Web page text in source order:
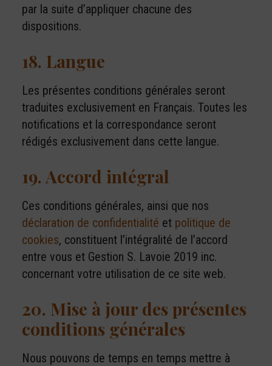
par la suite d’appliquer chacune des
dispositions.
18. Langue
Les présentes conditions générales seront
traduites exclusivement en Français. Toutes les
notifications et la correspondance seront
rédigés exclusivement dans cette langue.
19. Accord intégral
Ces conditions générales, ainsi que nos
déclaration de confidentialité et politique de
cookies, constituent l’intégralité de l’accord
entre vous et Gestion S. Lavoie 2019 inc.
concernant votre utilisation de ce site web.
20. Mise à jour des présentes
conditions générales
Nous pouvons de temps en temps mettre à